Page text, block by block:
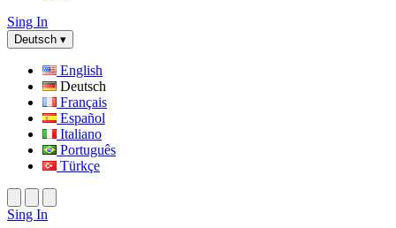
Sing In
Deutsch ▾
English
Deutsch
Français
Español
Italiano
Português
Türkçe
Sing In